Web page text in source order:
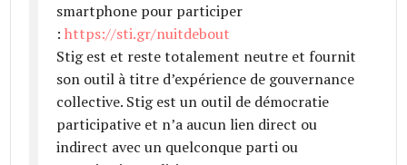
smartphone pour participer
:https://sti.gr/nuitdebout
Stig est et reste totalement neutre et fournit
son outil à titre d’expérience de gouvernance
collective. Stig est un outil de démocratie
participative et n’a aucun lien direct ou
indirect avec un quelconque parti ou